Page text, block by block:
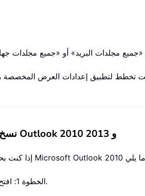
تخطط لتطبيق إعدادات العرض المخصصة
نسخ إعدادات العرض المخصصة إلى مجلدات أخرى في Outlook 2010 و 2013
الخطوة 1: افتح المجلد الذي ترغب في نسخ إعدادات عرضه إلى مجلدات أخرى.